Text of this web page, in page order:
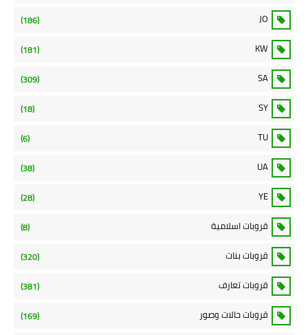
JO
(186)
KW
(181)
SA
(309)
SY
(18)
TU
(6)
UA
(38)
YE
(28)
قروبات اسلامية (8)
قروبات بنات (320)
قروبات تعارف (381)
قروبات حالات وصور (169)